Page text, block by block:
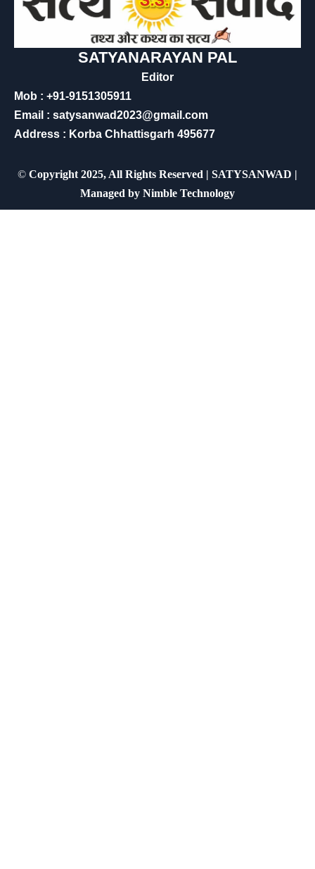
SATYANARAYAN PAL
Editor
Mob : +91-9151305911
Email : satysanwad2023@gmail.com
Address : Korba Chhattisgarh 495677
© Copyright 2025, All Rights Reserved | SATYSANWAD |
Managed by Nimble Technology